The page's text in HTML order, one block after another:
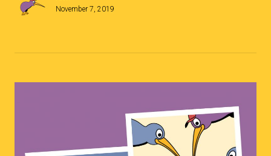
November 7, 2019